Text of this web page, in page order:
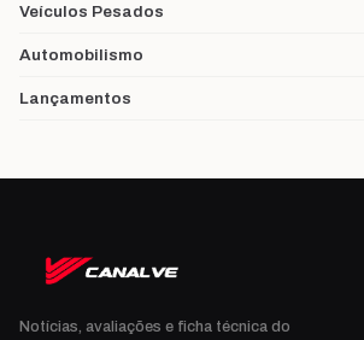
Veículos Pesados
Automobilismo
Lançamentos
Notícias, avaliações e ficha técnica do